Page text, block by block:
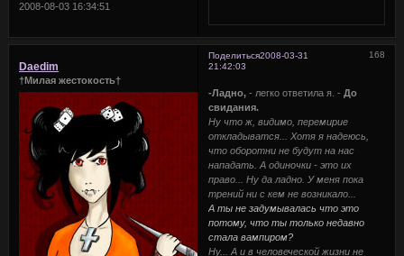
2008-08-03 16:34:51
Поделиться 168
2008-03-31
21:42:03
Daedim
†Милая жестокость†
-Ладно,- легко ответила я. - До
свидания.
Ну что ж, видимо, перемирие
откладыватся... Хотя я надеюсь,
что оборотни не будут на нас
нападать. А одиночки - это их
право... Ну да ладно. У меня пока
трений ни с кем не возникало...
А ты не задумывалась что это
потому, что ты только недавно
стала вампиром?
Ну... А и в человеческой жизни не